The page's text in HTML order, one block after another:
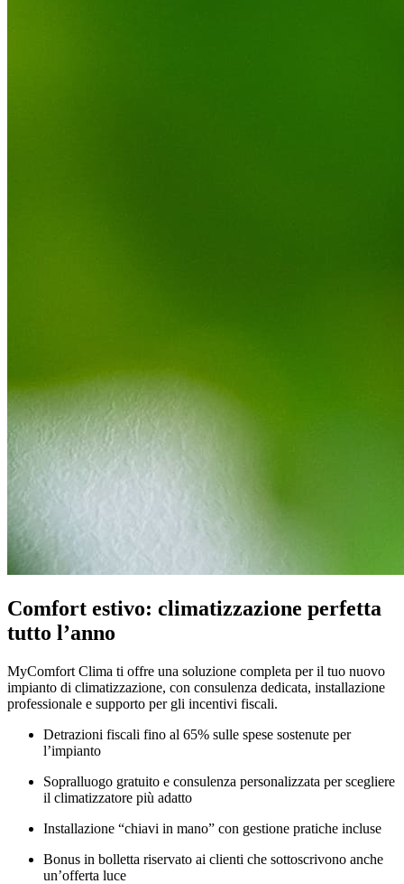
Comfort estivo: climatizzazione perfetta
tutto l’anno
MyComfort Clima ti offre una soluzione completa per il tuo nuovo
impianto di climatizzazione, con consulenza dedicata, installazione
professionale e supporto per gli incentivi fiscali.
Detrazioni fiscali fino al 65% sulle spese sostenute per
l’impianto
Sopralluogo gratuito e consulenza personalizzata per scegliere
il climatizzatore più adatto
Installazione “chiavi in mano” con gestione pratiche incluse
Bonus in bolletta riservato ai clienti che sottoscrivono anche
un’offerta luce